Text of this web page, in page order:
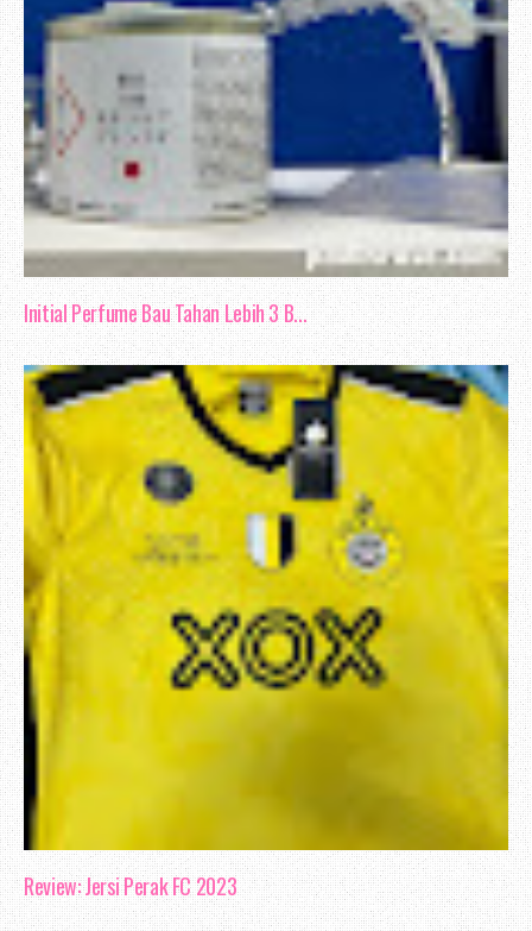
Initial Perfume Bau Tahan Lebih 3 B...
Review: Jersi Perak FC 2023